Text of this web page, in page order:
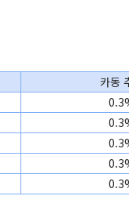
카동